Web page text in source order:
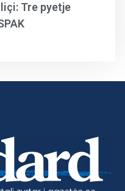
Tre pyetje